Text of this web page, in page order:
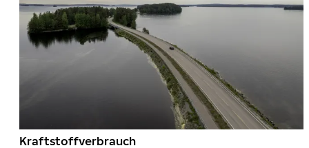
Kraftstoffverbrauch